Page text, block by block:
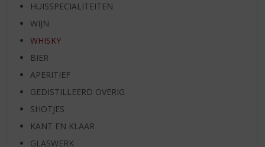
HUISSPECIALITEITEN
WIJN
WHISKY
BIER
APERITIEF
GEDISTILLEERD OVERIG
SHOTJES
KANT EN KLAAR
GLASWERK